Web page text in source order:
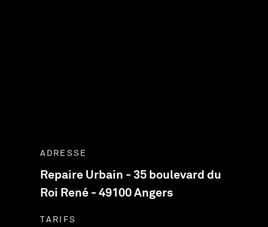
ADRESSE
Repaire Urbain - 35 boulevard du
Roi René - 49100 Angers
TARIFS